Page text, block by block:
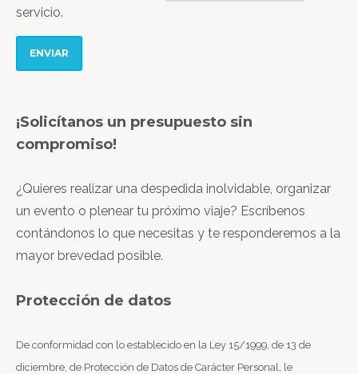
servicio.
ENVIAR
¡Solicítanos un presupuesto sin
compromiso!
¿Quieres realizar una despedida inolvidable, organizar
un evento o plenear tu próximo viaje? Escríbenos
contándonos lo que necesitas y te responderemos a la
mayor brevedad posible.
Protección de datos
De conformidad con lo establecido en la Ley 15/1999, de 13 de
diciembre, de Protección de Datos de Carácter Personal, le